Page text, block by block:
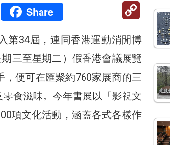
PrintFriendly
Share
Link
第34屆，連同香港運動消閒博
三至星期二）假香港會議展覽
便可在匯聚約760家展商的三
食滋味。今年書展以「影視文
項文化活動，涵蓋各式各樣作